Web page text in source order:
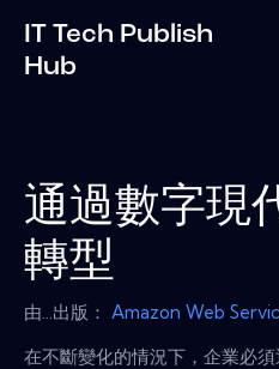
IT Tech Publish
Hub
通過數字現
轉型
由...出版： Amazon Web
在不斷變化的情況下，企業必